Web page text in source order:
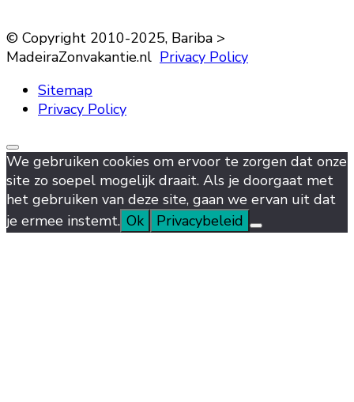
© Copyright 2010-2025, Bariba >
MadeiraZonvakantie.nl Privacy Policy
Sitemap
Privacy Policy
We gebruiken cookies om ervoor te zorgen dat onze
site zo soepel mogelijk draait. Als je doorgaat met
het gebruiken van deze site, gaan we ervan uit dat
je ermee instemt. Ok Privacybeleid